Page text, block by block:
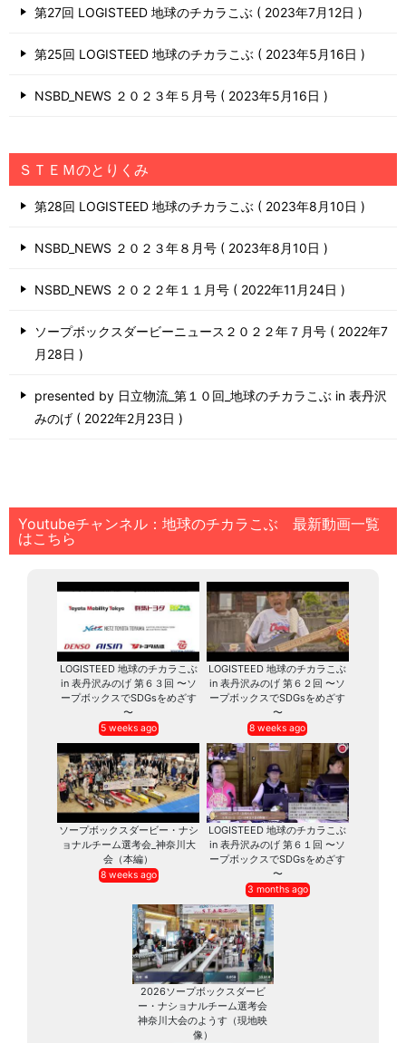
第27回 LOGISTEED 地球のチカラこぶ 2023年7月12日
第25回 LOGISTEED 地球のチカラこぶ 2023年5月16日
NSBD_NEWS ２０２３年５月号 2023年5月16日
ＳＴＥＭのとりくみ
第28回 LOGISTEED 地球のチカラこぶ 2023年8月10日
NSBD_NEWS ２０２３年８月号 2023年8月10日
NSBD_NEWS ２０２２年１１月号 2022年11月24日
ソープボックスダービーニュース２０２２年７月号
2022年7
月28日
presented by 日立物流_第１０回_地球のチカラこぶ in 表丹沢
みのげ
2022年2月23日
Youtubeチャンネル：地球のチカラこぶ 最新動画一覧
はこちら
LOGISTEED 地球のチカラこぶ
in 表丹沢みのげ 第６３回 〜ソ
ープボックスでSDGsをめざす
〜
5 weeks ago
LOGISTEED 地球のチカラこぶ
in 表丹沢みのげ 第６２回 〜ソ
ープボックスでSDGsをめざす
〜
8 weeks ago
ソープボックスダービー・ナシ
ョナルチーム選考会_神奈川大
会（本編）
8 weeks ago
LOGISTEED 地球のチカラこぶ
in 表丹沢みのげ 第６１回 〜ソ
ープボックスでSDGsをめざす
〜
3 months ago
2026ソープボックスダービ
ー・ナショナルチーム選考会
神奈川大会のようす（現地映
像）